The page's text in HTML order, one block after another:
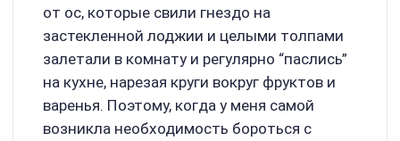
от ос, которые свили гнездо на
застекленной лоджии и целыми толпами
залетали в комнату и регулярно “паслись”
на кухне, нарезая круги вокруг фруктов и
варенья. Поэтому, когда у меня самой
возникла необходимость бороться с